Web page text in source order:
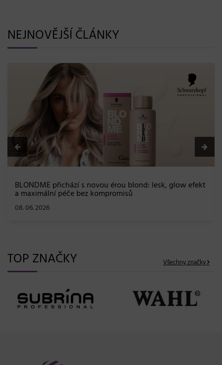
NEJNOVĚJŠÍ ČLÁNKY
BLONDME přichází s novou érou blond: lesk, glow efekt
a maximální péče bez kompromisů
08. 06. 2026
TOP ZNAČKY Všechny značky